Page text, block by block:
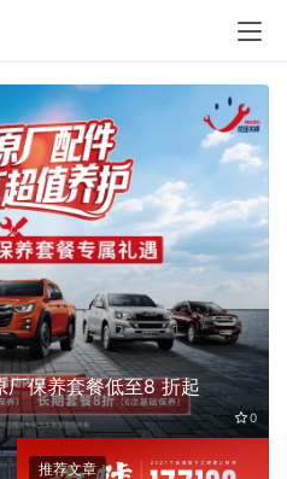
厂保养套餐低至8 折起
0
推荐文章